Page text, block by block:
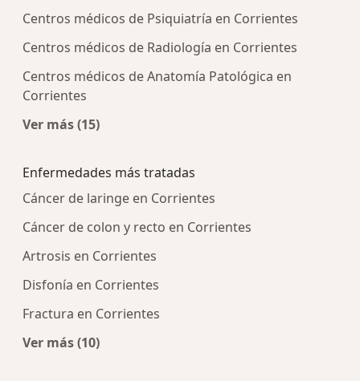
Centros médicos de Psiquiatría en Corrientes
Centros médicos de Radiología en Corrientes
Centros médicos de Anatomía Patológica en
Corrientes
Ver más (15)
Enfermedades más tratadas
Cáncer de laringe en Corrientes
Cáncer de colon y recto en Corrientes
Artrosis en Corrientes
Disfonía en Corrientes
Fractura en Corrientes
Ver más (10)